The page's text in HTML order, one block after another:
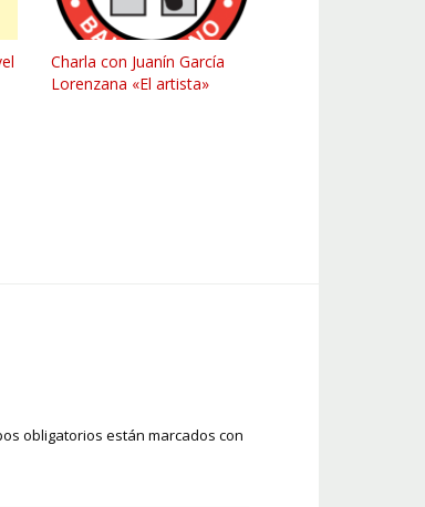
Charla con Juanín García
Lorenzana «El artista»
obligatorios están marcados con